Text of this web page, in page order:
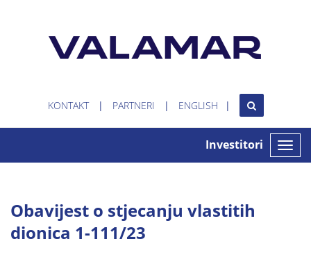
KONTAKT PARTNERI ENGLISH
Toggle
Investitori
Obavijest o stjecanju vlastitih
dionica 1-111/23